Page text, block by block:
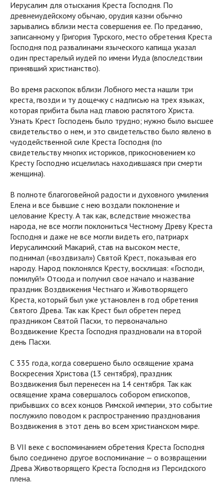
Иерусалим для отыскания Креста Господня. По
древнеиудейскому обычаю, орудия казни обычно
зарывались вблизи места совершения ее. По преданию,
записанному у Григория Турского, место обретения Креста
Господня под развалинами языческого капища указал
один престарелый иудей по имени Иуда (впоследствии
принявший христианство).
Во время раскопок вблизи Лобного места нашли три
креста, гвозди и ту дощечку с надписью на трех языках,
которая прибита была над главою распятого Христа.
Узнать Крест Господень было трудно; нужно было высшее
свидетельство о нем, и это свидетельство было явлено в
чудодейственной силе Креста Господня (по
свидетельству многих историков, прикосновением ко
Кресту Господню исцелилась находившаяся при смерти
женщина).
В полноте благоговейной радости и духовного умиления
Елена и все бывшие с нею воздали поклонение и
целование Кресту. А так как, вследствие множества
народа, не все могли поклониться Честному Древу Креста
Господня и даже не все могли видеть его, патриарх
Иерусалимский Макарий, став на высоком месте,
поднимал («воздвизал») Святой Крест, показывая его
народу. Народ поклонялся Кресту, восклицая: «Господи,
помилуй!» Отсюда и получил свое начало и название
праздник Воздвижения Честнаго и Животворящего
Креста, который был уже установлен в год обретения
Святого Древа. Так как Крест был обретен перед
праздником Святой Пасхи, то первоначально
Воздвижение Креста Господня праздновали на второй
день Пасхи.
С 335 года, когда совершено было освящение храма
Воскресения Христова (13 сентября), праздник
Воздвижения был перенесен на 14 сентября. Так как
освящение храма совершалось собором епископов,
прибывших со всех концов Римской империи, это событие
послужило поводом к распространению празднования
Воздвижения в этот день во всем христианском мире.
В VII веке с воспоминанием обретения Креста Господня
было соединено другое воспоминание — о возвращении
Древа Животворящего Креста Господня из Персидского
плена.